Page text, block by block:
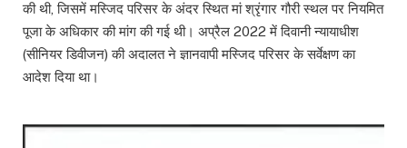
की थी, जिसमें मस्जिद परिसर के अंदर स्थित मां श्रृंगार गौरी स्थल पर नियमित
पूजा के अधिकार की मांग की गई थी। अप्रैल 2022 में दिवानी न्यायाधीश
(सीनियर डिवीजन) की अदालत ने ज्ञानवापी मस्जिद परिसर के सर्वेक्षण का
आदेश दिया था।